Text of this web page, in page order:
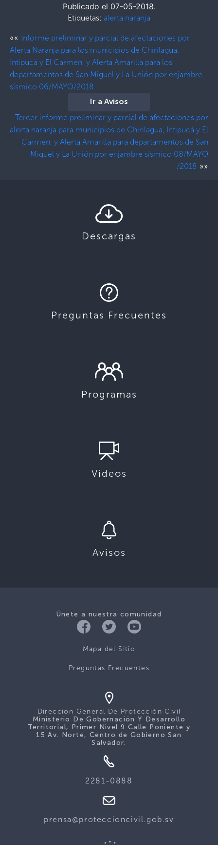
Publicado el 07-05-2018.
Etiquetas: alerta naranja
«« Informe preliminar y parcial de afectaciones por
Alerta Naranja para los municipios de Chirilagua,
Intipucá y El Carmen, y Alerta Amarilla para los
departamentos de San Miguel y La Unión por enjambre
sísmico 06/MAYO/2018
Ir a Avisos
Tercer informe preliminar y parcial de afectaciones por
alerta naranja para municipios de Chirilagua, Intipucá y El
Carmen, y Alerta Amarilla para departamentos de San
Miguel y La Unión por enjambre sísmico 08/MAYO
/2018 »»
Descargas
Preguntas Frecuentes
Programas
Videos
Avisos
Únete a nuestra comunidad
Mapa del Sitio
Preguntas Frecuentes
Dirección General De Protección Civil
Ministerio De Gobernación Y Desarrollo
Territorial, Primer Nivel 9 Calle Poniente y
15 Av. Norte, Centro de Gobierno San
Salvador.
2281-0888
prensa@proteccioncivil.gob.sv